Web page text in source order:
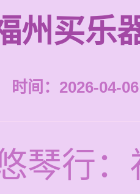
州买乐
时间：2026-04-
琴行